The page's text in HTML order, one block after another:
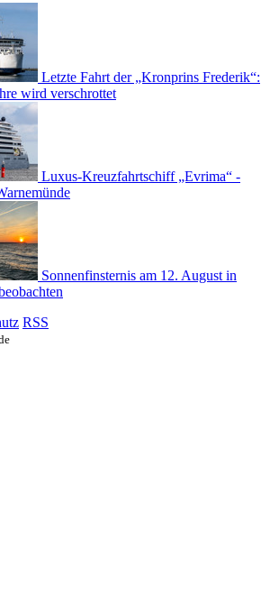
Letzte Fahrt der „Kronprins Frederik“:
wird verschrottet
Luxus-Kreuzfahrtschiff „Evrima“ -
Sonnenfinsternis am 12. August in
RSS